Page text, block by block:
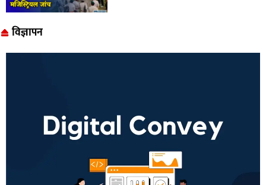
विज्ञापन